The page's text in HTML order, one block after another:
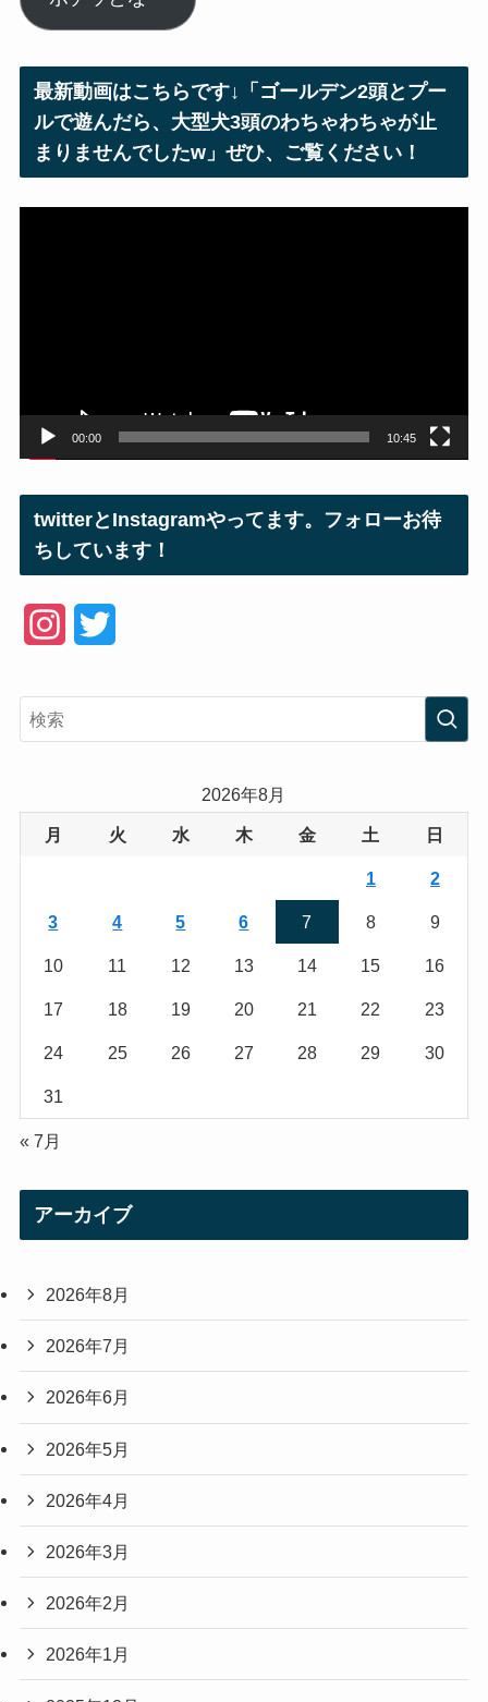
ア
ス
最新動画はこちらです↓「ゴールデン2頭とプー
ルで遊んだら、大型犬3頭のわちゃわちゃが止
まりませんでしたw」ぜひ、ご覧ください！
00:00 10:45
twitterとInstagramやってます。フォローお待
ちしています！
t t
e
2026年8月
月 火 水 木 金 土 日
1 2
3 4 5 6 7 8 9
10 11 12 13 14 15 16
17 18 19 20 21 22 23
24 25 26 27 28 29 30
31
« 7月
アーカイブ
2026年8月
2026年7月
2026年6月
2026年5月
2026年4月
2026年3月
2026年2月
2026年1月